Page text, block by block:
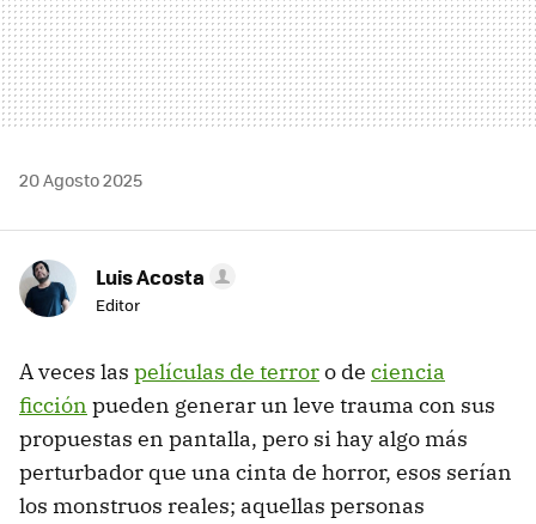
20 Agosto 2025
Luis Acosta
Editor
A veces las películas de terroro de ciencia
ficción pueden generar un leve trauma con sus
propuestas en pantalla, pero si hay algo más
perturbador que una cinta de horror, esos serían
los monstruos reales; aquellas personas